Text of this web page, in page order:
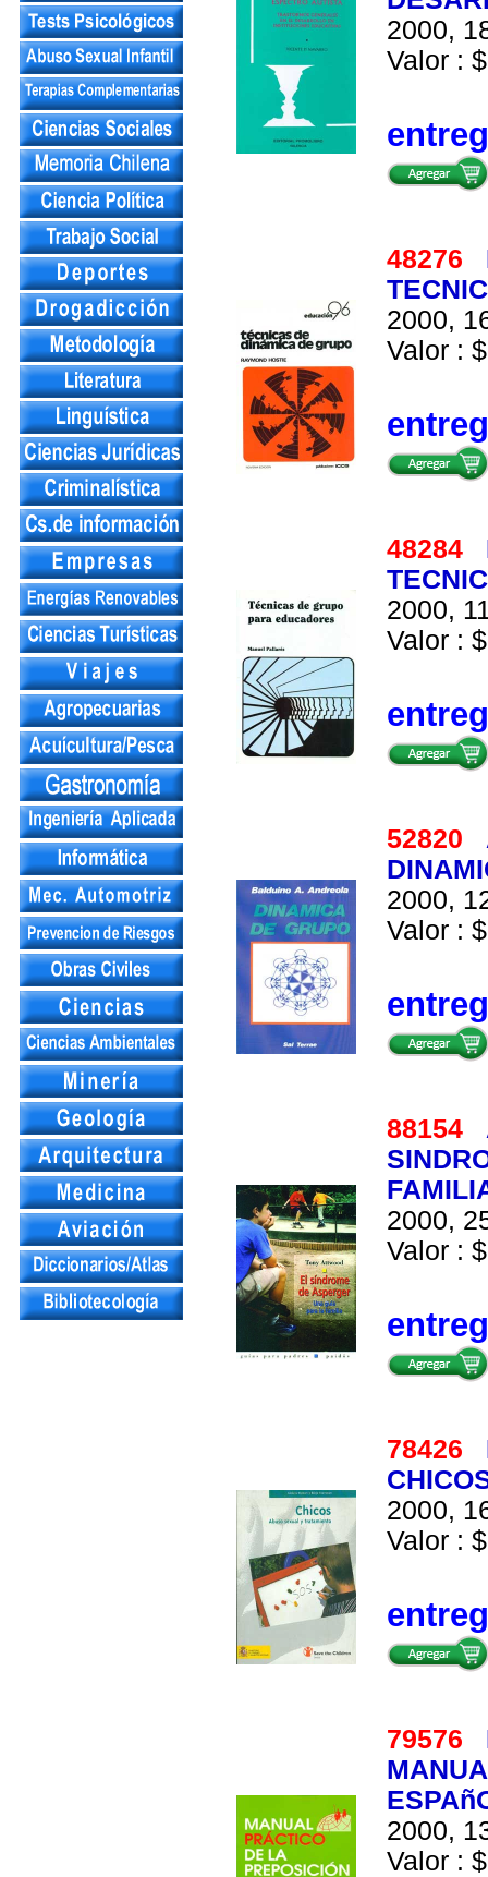
2000,
Valor :
48276
2000,
Valor :
48284
2000,
Valor :
52820
2000,
Valor :
88154
2000,
Valor :
78426
2000,
Valor :
79576
2000,
Valor :